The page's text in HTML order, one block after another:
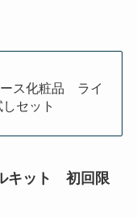
ス化粧品 ライ
セット
キット 初回限